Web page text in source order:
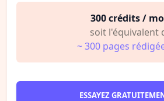
300 crédits /
soit l'équivalent
~ 300 pages
ESSAYEZ